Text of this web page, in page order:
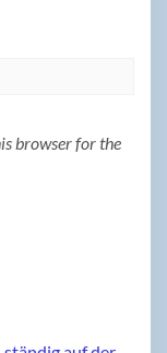
browser for the